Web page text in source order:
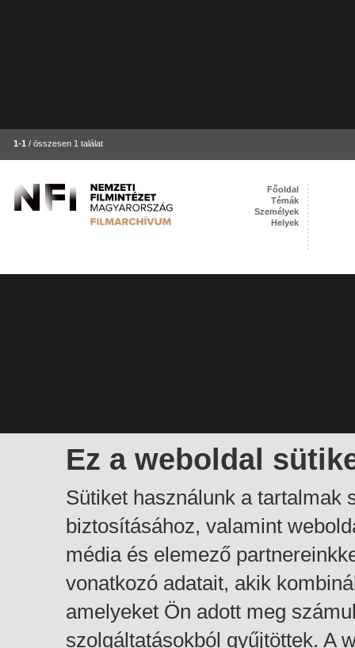
1-1 / összesen 1 találat
Ez a weboldal
Sütiket használunk a tartalmak
biztosításához, valamint
média és elemező
vonatkozó adatait, akik
amelyeket Ön adott meg
szolgáltatásokból gyűjtöttek. A
Főoldal
Témák
Személyek
Helyek